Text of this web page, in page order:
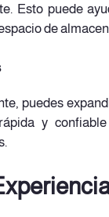
Esto puede
de
puedes
y